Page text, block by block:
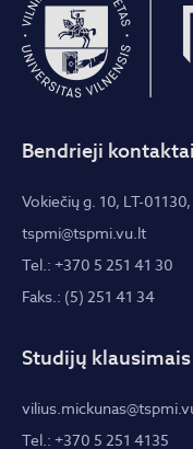
Bendrieji kontaktai
Vokiečių g. 10, LT-
tspmi@tspmi.vu.lt
Tel.: +370 5 251 41 30
Faks.: (5) 251 41 34
Studijų klausimais
Tel.: +370 5 251 4135